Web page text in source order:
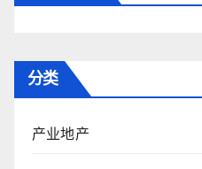
分类
产业地产